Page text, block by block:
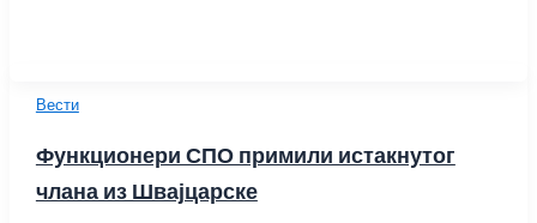
Вести
Функционери СПО примили истакнутог
члана из Швајцарске